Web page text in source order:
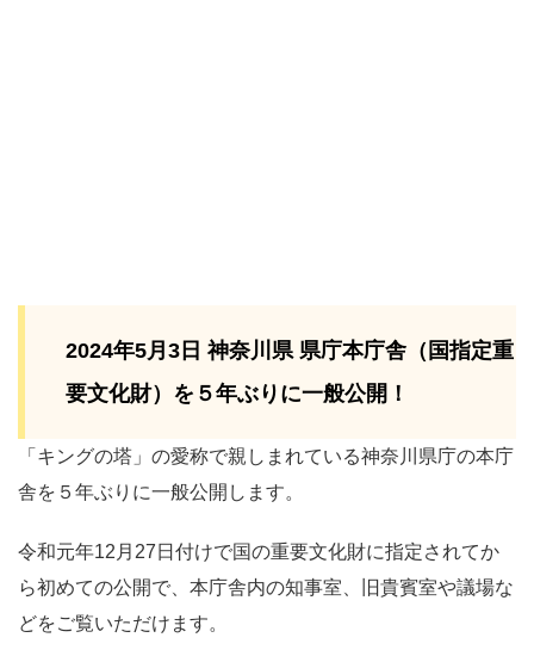
2024年5月3日 神奈川県 県庁本庁舎（国指定重
要文化財）を５年ぶりに一般公開！
「キングの塔」の愛称で親しまれている神奈川県庁の本庁
舎を５年ぶりに一般公開します。
令和元年12月27日付けで国の重要文化財に指定されてか
ら初めての公開で、本庁舎内の知事室、旧貴賓室や議場な
どをご覧いただけます。